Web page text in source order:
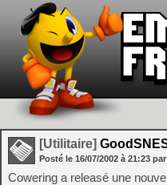
[Utilitaire]
Posté le 16/07/2002 à 21:23
Cowering a releasé une